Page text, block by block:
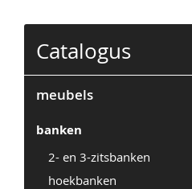
Catalogus
meubels
banken
2- en 3-zitsbanken
hoekbanken